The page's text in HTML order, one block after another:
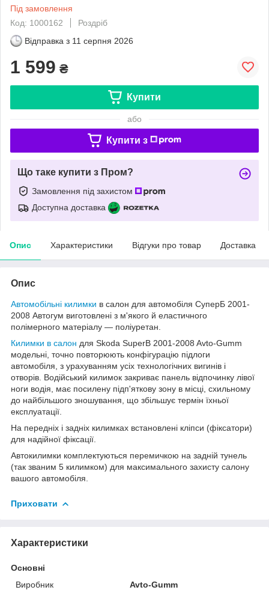
Під замовлення
Код: 1000162
Роздріб
Відправка з 11 серпня 2026
1 599 ₴
Купити
або
Купити з
Що таке купити з Пром?
Замовлення під захистом
Доступна доставка
Опис Характеристики Відгуки про товар Доставка
Опис
Автомобільні килимки в салон для автомобіля СуперБ 2001-
2008 Автогум виготовлені з м'якого й еластичного
полімерного матеріалу — поліуретан.
Килимки в салон для Skoda SuperB 2001-2008 Avto-Gumm
модельні, точно повторюють конфігурацію підлоги
автомобіля, з урахуванням усіх технологічних вигинів і
отворів. Водійський килимок закриває панель відпочинку лівої
ноги водія, має посилену підп'яткову зону в місці, схильному
до найбільшого зношування, що збільшує термін їхньої
експлуатації.
На передніх і задніх килимках встановлені кліпси (фіксатори)
для надійної фіксації.
Автокилимки комплектуються перемичкою на задній тунель
(так званим 5 килимком) для максимального захисту салону
вашого автомобіля.
Приховати
Характеристики
Основні
Виробник
Avto-Gumm